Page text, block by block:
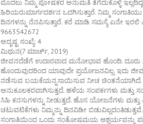
ಮೊದಲು ನಿಮ್ಮ ಪೋಷಕರ ಅನುಮತಿ ತೆಗೆದುಕೊಳ್ಳಿ
ಹಿರಿಯರುಮಾರ್ಗದರ್ಶನ ಒದಗಿಸುತ್ತಾರೆ. ನಿಮ್ಮ
ದಿನಗಳನ್ನು ನೆನಪಿಸುತ್ತಾರೆ. ಕರೆ ಮಾಡಿ ಸಮಸ್ಯೆ ಏನೇ
9663542672
ಅದೃಷ್ಟ ಸಂಖ್ಯೆ: 4
ಮಿಥುನ(7 ಮಾರ್ಚ್, 2019)
ಜೀವನದೆಡೆಗೆ ಉದಾರವಾದ ಮನೋಭಾವ ಹೊಂದಿ. ದೂರು
ಹೊಂದುವುದರಿಂದ ಯಾವುದೇ ಪ್ರಯೋಜನವಿಲ್ಲ. ಇದು
ನಡೆಸುವ ಬಯಕೆಯನ್ನಸಾಯಿಸುವ ನೀಚ ಚಿಂತನೆಯಾಗಿದೆ.
ಅನುಕೂಲಕರವಾಗಿಸುತ್ತದೆ. ಹಳೆಯ ಸಂಪರ್ಕಗಳು ಮತ್ತು
ಸಿಹಿ ಕನಸುಗಳನ್ನು ನೀಡುತ್ತದೆ. ಹೊಸ ಯೋಜನೆಗಳು
ಚಟುವಟಿಕೆಗಳು ನಿಮ್ಮನ್ನು ದಿನವಿಡೀ
ಸಂಗಾತಿಯಿಂದ ಒಂದು ಸಂತೋಷಮಯ ಆಶ್ಚರ್ಯವನ್ನು